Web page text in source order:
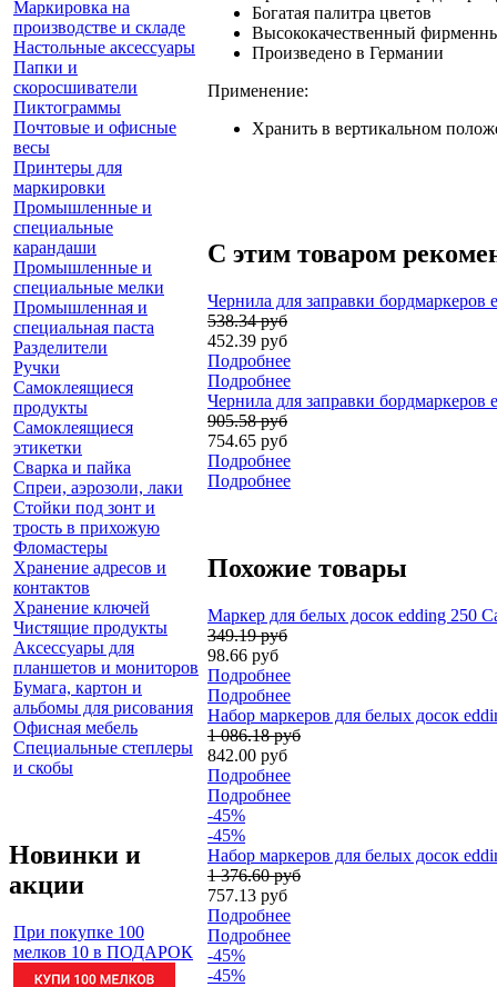
Маркировка на
производстве и складе
Настольные аксессуары
Папки и
скоросшиватели
Пиктограммы
Почтовые и офисные
весы
Принтеры для
маркировки
Промышленные и
специальные
карандаши
Промышленные и
специальные мелки
Промышленная и
специальная паста
Разделители
Ручки
Самоклеящиеся
продукты
Самоклеящиеся
этикетки
Сварка и пайка
Спреи, аэрозоли, лаки
Стойки под зонт и
трость в прихожую
Фломастеры
Хранение адресов и
контактов
Хранение ключей
Чистящие продукты
Аксессуары для
планшетов и мониторов
Бумага, картон и
альбомы для рисования
Офисная мебель
Специальные степлеры
и скобы
Новинки и
акции
При покупке 100
мелков 10 в ПОДАРОК
Богатая палитра цветов
Высококачественный
Произведено в Германии
Применение:
Хранить в вертикальном
С этим товаром
Чернила для заправки
538.34 руб
452.39 руб
Подробнее
Подробнее
Чернила для заправки
905.58 руб
754.65 руб
Подробнее
Подробнее
Похожие товары
Маркер для белых досок edding 250
349.19 руб
98.66 руб
Подробнее
Подробнее
Набор маркеров для белых досок
1 086.18 руб
842.00 руб
Подробнее
Подробнее
-45%
-45%
Набор маркеров для белых досок
1 376.60 руб
757.13 руб
Подробнее
Подробнее
-45%
-45%